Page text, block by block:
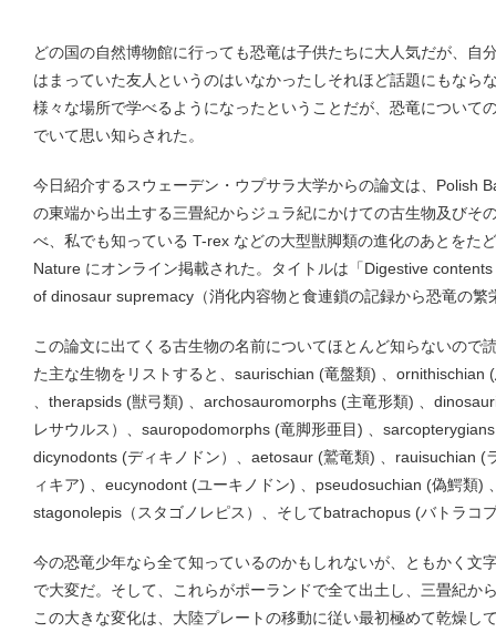
どの国の自然博物館に行っても恐竜は子供たちに大人気だが、自
はまっていた友人というのはいなかったしそれほど話題にもなら
様々な場所で学べるようになったということだが、恐竜について
でいて思い知らされた。
今日紹介するスウェーデン・ウプサラ大学からの論文は、Polish
の東端から出土する三畳紀からジュラ紀にかけての古生物及びそ
べ、私でも知っている T-rex などの大型獣脚類の進化のあとをた
Nature にオンライン掲載された。タイトルは「Digestive
of dinosaur supremacy（消化内容物と食連鎖の記録から恐竜の繁
この論文に出てくる古生物の名前についてほとんど知らないので
た主な生物をリストすると、saurischian (竜盤類) 、ornithischian
、therapsids (獣弓類) 、archosauromorphs (主竜形類) 、
レサウルス）、sauropodomorphs (竜脚形亜目) 、
dicynodonts (ディキノドン）、aetosaur (鷲竜類) 、rauisuchian (
ィキア) 、eucynodont (ユーキノドン) 、pseudosuchian (偽鰐類)
stagonolepis（スタゴノレピス）、そしてbatrachopus (バトラコ
今の恐竜少年なら全て知っているのかもしれないが、ともかく文
で大変だ。そして、これらがポーランドで全て出土し、三畳紀か
この大きな変化は、大陸プレートの移動に従い最初極めて乾燥し